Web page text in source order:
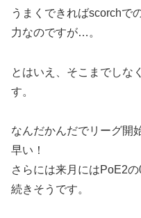
うまくできればscorchで
力なのですが…。
とはいえ、そこまでしな
す。
なんだかんだでリーグ開
早い！
さらには来月にはPoE2
続きそうです。